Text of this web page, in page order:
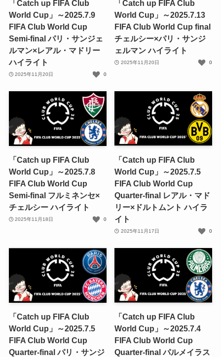
「Catch up FIFA Club
World Cup」～2025.7.9
FIFA Club World Cup
Semi-final パリ・サンジェ
ルマン×レアル・マドリー
ハイライト
2025年11月20日 0
「Catch up FIFA Club
World Cup」～2025.7.13
FIFA Club World Cup final
チェルシー×パリ・サンジ
ェルマン ハイライト
2025年11月20日 0
「Catch up FIFA Club
World Cup」～2025.7.8
FIFA Club World Cup
Semi-final フルミネンセ×
チェルシー ハイライト
2025年11月18日 0
「Catch up FIFA Club
World Cup」～2025.7.5
FIFA Club World Cup
Quarter-final レアル・マド
リー×ドルトムント ハイラ
イト
2025年11月17日 0
「Catch up FIFA Club
World Cup」～2025.7.5
FIFA Club World Cup
Quarter-final パリ・サンジ
「Catch up FIFA Club
World Cup」～2025.7.4
FIFA Club World Cup
Quarter-final パルメイラス